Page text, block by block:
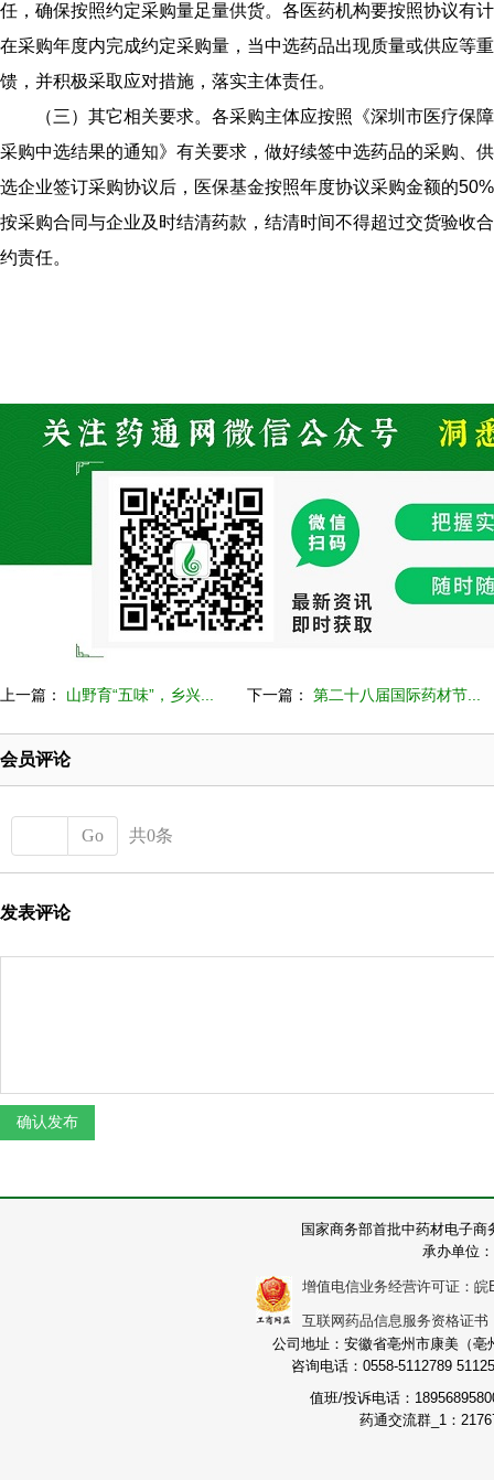
任，确保按照约定采购量足量供货。各医药机构要按照协议有
在采购年度内完成约定采购量，当中选药品出现质量或供应等
馈，并积极采取应对措施，落实主体责任。
（三）其它相关要求。各采购主体应按照《深圳市医疗保
采购中选结果的通知》有关要求，做好续签中选药品的采购、
选企业签订采购协议后，医保基金按照年度协议采购金额的
按采购合同与企业及时结清药款，结清时间不得超过交货验收
约责任。
上一篇： 山野育“五味”，乡兴... 下一篇： 第二十八届国际药材节...
会员评论
Go 共0条
发表评论
国家商务部首批中药材电子
承办单位
增值电信业务经营许可证：皖
互联网药品信息服务资格证
公司地址：安徽省亳州市康美（
咨询电话：0558-5112789
值班/投诉电话：
药通交流群_1：